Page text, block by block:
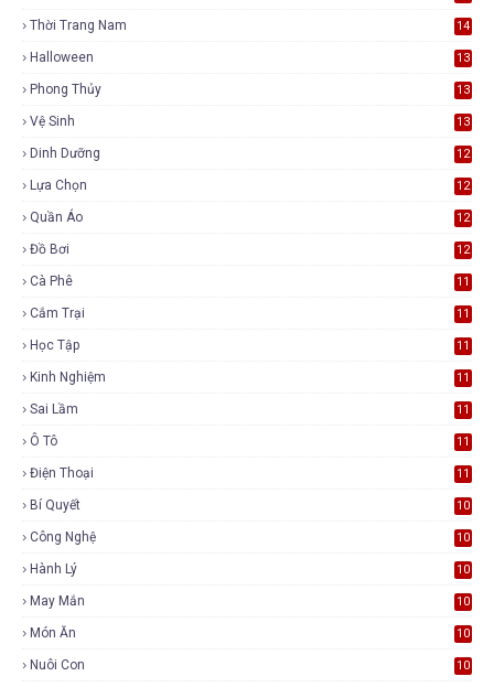
Thời Trang Nam 14
Halloween 13
Phong Thủy 13
Vệ Sinh 13
Dinh Dưỡng 12
Lựa Chọn 12
Quần Áo 12
Đồ Bơi 12
Cà Phê 11
Cắm Trại 11
Học Tập 11
Kinh Nghiệm 11
Sai Lầm 11
Ô Tô 11
Điện Thoại 11
Bí Quyết 10
Công Nghệ 10
Hành Lý 10
May Mắn 10
Món Ăn 10
Nuôi Con 10